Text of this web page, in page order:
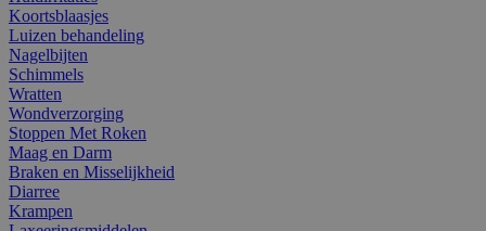
Koortsblaasjes
Luizen behandeling
Nagelbijten
Schimmels
Wratten
Wondverzorging
Stoppen Met Roken
Maag en Darm
Braken en Misselijkheid
Diarree
Krampen